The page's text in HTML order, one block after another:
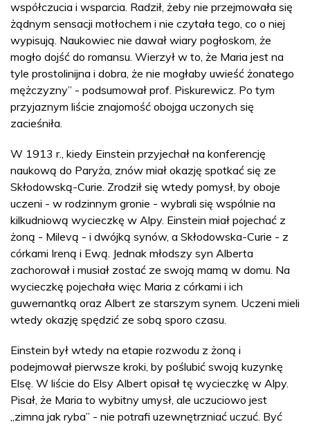
współczucia i wsparcia. Radził, żeby nie przejmowała się
żądnym sensacji motłochem i nie czytała tego, co o niej
wypisują. Naukowiec nie dawał wiary pogłoskom, że
mogło dojść do romansu. Wierzył w to, że Maria jest na
tyle prostolinijna i dobra, że nie mogłaby uwieść żonatego
mężczyzny” - podsumował prof. Piskurewicz. Po tym
przyjaznym liście znajomość obojga uczonych się
zacieśniła.
W 1913 r., kiedy Einstein przyjechał na konferencję
naukową do Paryża, znów miał okazję spotkać się ze
Skłodowską-Curie. Zrodził się wtedy pomysł, by oboje
uczeni - w rodzinnym gronie - wybrali się wspólnie na
kilkudniową wycieczkę w Alpy. Einstein miał pojechać z
żoną - Milevą - i dwójką synów, a Skłodowska-Curie - z
córkami Ireną i Ewą. Jednak młodszy syn Alberta
zachorował i musiał zostać ze swoją mamą w domu. Na
wycieczkę pojechała więc Maria z córkami i ich
guwernantką oraz Albert ze starszym synem. Uczeni mieli
wtedy okazję spędzić ze sobą sporo czasu.
Einstein był wtedy na etapie rozwodu z żoną i
podejmował pierwsze kroki, by poślubić swoją kuzynkę
Elsę. W liście do Elsy Albert opisał tę wycieczkę w Alpy.
Pisał, że Maria to wybitny umysł, ale uczuciowo jest
„zimna jak ryba” - nie potrafi uzewnętrzniać uczuć. Być